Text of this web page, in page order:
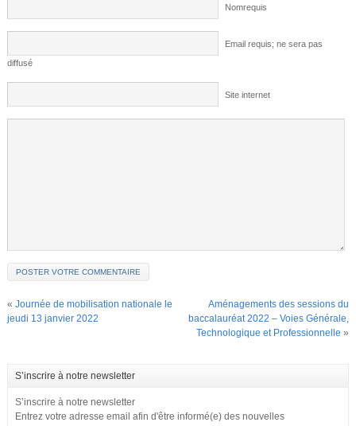
Nomrequis
Email requis; ne sera pas
diffusé
Site internet
« Journée de mobilisation nationale le
jeudi 13 janvier 2022
Aménagements des sessions du
baccalauréat 2022 – Voies Générale,
Technologique et Professionnelle »
S’inscrire à notre newsletter
S’inscrire à notre newsletter
Entrez votre adresse email afin d'être informé(e) des nouvelles